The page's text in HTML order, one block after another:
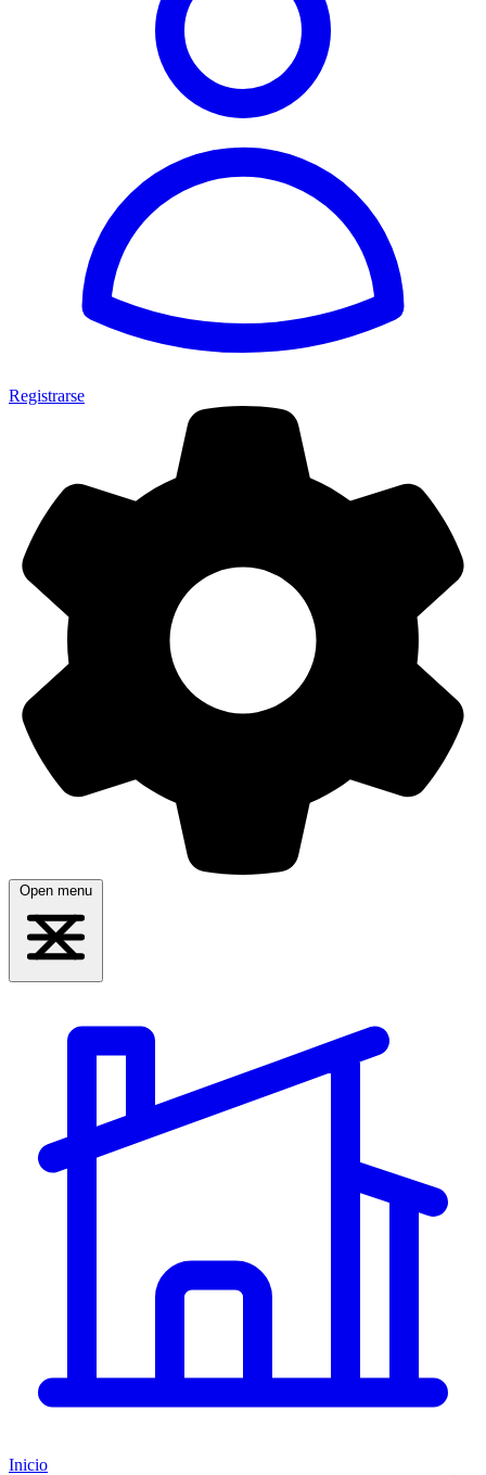
Registrarse
Open menu
Inicio